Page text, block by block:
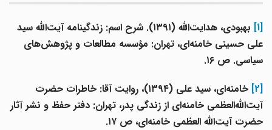
بهبودی، هدایت‌الله (۱۳۹۱). شرح اسم: زندگینامه آیت‌الله سید
علی حسینی خامنه‌ای، تهران: مؤسسه مطالعات و پژوهش‌های
سیاسی. ص ۱۶.
[2]
خامنه‌ای، سید علی (۱۳۹۴)، روایت آقا: خاطرات حضرت
آیت‌الله‌العظمی خامنه‌ای از زندگی پدر، تهران: دفتر حفظ و نشر آثار
حضرت آیت‌الله العظمی خامنه‌ای، ص ۱۷.